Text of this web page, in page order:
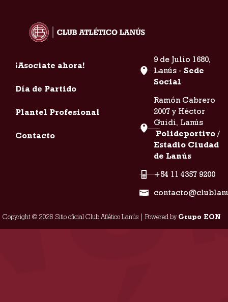
¡Asociate ahora!
Día de Partido
Plantel Profesional
Contacto
9 de Julio 1680,
Lanús - Sede
Social
Ramón Cabrero
2007 y Héctor
Guidi, Lanús
Polideportivo /
Estadio Ciudad
de Lanús
+54 11 4357 9200
Copyright © 2026 Sitio oficial Club Atlético Lanús | Powered byGrupo EON